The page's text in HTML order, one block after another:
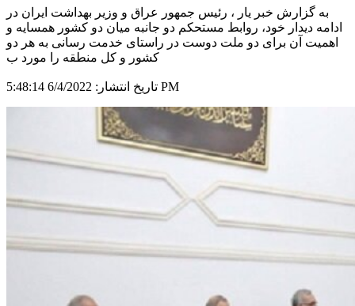
به گزارش خبر یار ، رئیس جمهور عراق و وزیر بهداشت ایران در
ادامه دیدار خود، روابط مستحکم دو جانبه میان دو کشور همسایه و
اهمیت آن برای دو ملت دوست در راستای خدمت رسانی به هر دو
کشور و کل منطقه را مورد ب
تاریخ انتشار: 6/4/2022 5:48:14 PM